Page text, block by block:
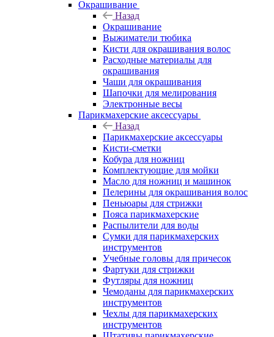
Окрашивание
Назад
Окрашивание
Выжиматели тюбика
Кисти для окрашивания волос
Расходные материалы для
окрашивания
Чаши для окрашивания
Шапочки для мелирования
Электронные весы
Парикмахерские аксессуары
Назад
Парикмахерские аксессуары
Кисти-сметки
Кобура для ножниц
Комплектующие для мойки
Масло для ножниц и машинок
Пелерины для окрашивания волос
Пеньюары для стрижки
Пояса парикмахерские
Распылители для воды
Сумки для парикмахерских
инструментов
Учебные головы для причесок
Фартуки для стрижки
Футляры для ножниц
Чемоданы для парикмахерских
инструментов
Чехлы для парикмахерских
инструментов